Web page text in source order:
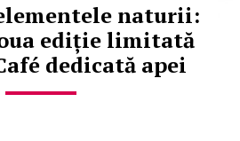
naturii:
ediție limitată
dedicată apei